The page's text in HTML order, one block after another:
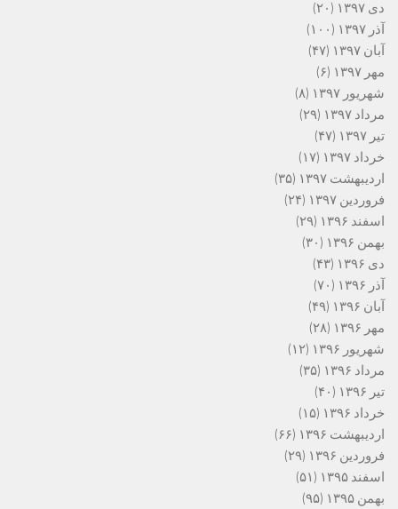
دی ۱۳۹۷
(۲۰)
آذر ۱۳۹۷
(۱۰۰)
آبان ۱۳۹۷
(۴۷)
مهر ۱۳۹۷
(۶)
شهریور ۱۳۹۷
(۸)
مرداد ۱۳۹۷
(۲۹)
تیر ۱۳۹۷
(۴۷)
خرداد ۱۳۹۷
(۱۷)
اردیبهشت ۱۳۹۷
(۳۵)
فروردین ۱۳۹۷
(۲۴)
اسفند ۱۳۹۶
(۲۹)
بهمن ۱۳۹۶
(۳۰)
دی ۱۳۹۶
(۴۳)
آذر ۱۳۹۶
(۷۰)
آبان ۱۳۹۶
(۴۹)
مهر ۱۳۹۶
(۲۸)
شهریور ۱۳۹۶
(۱۲)
مرداد ۱۳۹۶
(۳۵)
تیر ۱۳۹۶
(۴۰)
خرداد ۱۳۹۶
(۱۵)
اردیبهشت ۱۳۹۶
(۶۶)
فروردین ۱۳۹۶
(۲۹)
اسفند ۱۳۹۵
(۵۱)
بهمن ۱۳۹۵
(۹۵)